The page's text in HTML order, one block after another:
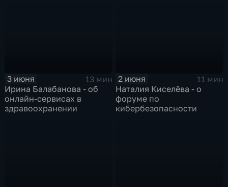
3 июня
13 мин
Ирина Балабанова - об
онлайн-сервисах в
здравоохранении
2 июня
11 мин
Наталия Киселёва - о
форуме по
кибербезопасности